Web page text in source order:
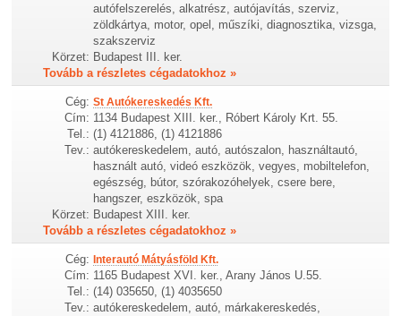
autófelszerelés, alkatrész, autójavítás, szerviz,
zöldkártya, motor, opel, műszíki, diagnosztika, vizsga,
szakszerviz
Körzet: Budapest III. ker.
Tovább a részletes cégadatokhoz »
Cég: St Autókereskedés Kft.
Cím: 1134 Budapest XIII. ker., Róbert Károly Krt. 55.
Tel.: (1) 4121886, (1) 4121886
Tev.: autókereskedelem, autó, autószalon, használtautó,
használt autó, videó eszközök, vegyes, mobiltelefon,
egészség, bútor, szórakozóhelyek, csere bere,
hangszer, eszközök, spa
Körzet: Budapest XIII. ker.
Tovább a részletes cégadatokhoz »
Cég: Interautó Mátyásföld Kft.
Cím: 1165 Budapest XVI. ker., Arany János U.55.
Tel.: (14) 035650, (1) 4035650
Tev.: autókereskedelem, autó, márkakereskedés,